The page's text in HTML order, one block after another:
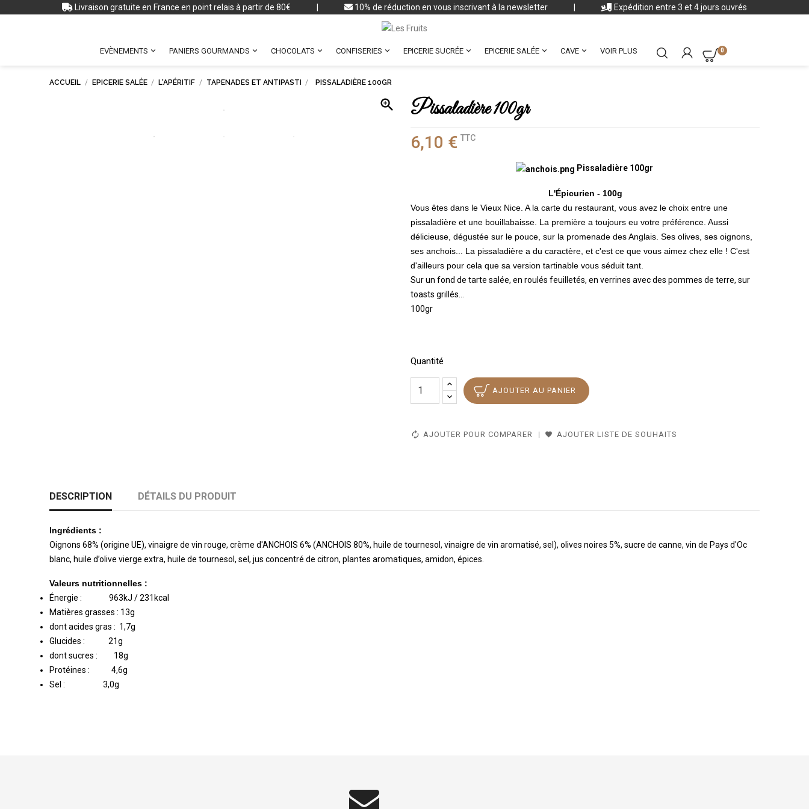
Livraison gratuite en France en point relais à partir de 80€ 10% de réduction en vous inscrivant à la newsletter Expédition entre 3 et 4 jours ouvrés

EVÈNEMENTS 
PANIERS GOURMANDS 
CHOCOLATS 
CONFISERIES 
EPICERIE SUCRÉE 
EPICERIE SALÉE 
CAVE VOIR PLUS 0
ACCUEIL EPICERIE SALÉE L'APÉRITIF TAPENADES ET ANTIPASTI PISSALADIÈRE 100GR
 Pissaladière 100gr
6,10 € TTC
Pissaladière 100gr
L'Épicurien - 100g
Vous êtes dans le Vieux Nice. A la carte du restaurant, vous avez le choix entre une
pissaladière et une bouillabaisse. La première a toujours eu votre préférence. Aussi
délicieuse, dégustée sur le pouce, sur la promenade des Anglais. Ses olives, ses oignons,
ses anchois... La pissaladière a du caractère, et c'est ce que vous aimez chez elle ! C'est
d'ailleurs pour cela que sa version tartinable vous séduit tant.
Sur un fond de tarte salée, en roulés feuilletés, en verrines avec des pommes de terre, sur
toasts grillés...
100gr
Quantité
AJOUTER AU PANIER
AJOUTER POUR COMPARER AJOUTER LISTE DE SOUHAITS
DESCRIPTION DÉTAILS DU PRODUIT
Ingrédients :
Oignons 68% (origine UE), vinaigre de vin rouge, crème d'ANCHOIS 6% (ANCHOIS 80%, huile de tournesol, vinaigre de vin aromatisé, sel), olives noires 5%, sucre de canne, vin de Pays d'Oc
blanc, huile d’olive vierge extra, huile de tournesol, sel, jus concentré de citron, plantes aromatiques, amidon, épices.
Valeurs nutritionnelles :
Énergie :
963kJ / 231kcal
Matières grasses : 13g
dont acides gras : 1,7g
Glucides :
21g
dont sucres :
18g
Protéines :
4,6g
Sel :
3,0g